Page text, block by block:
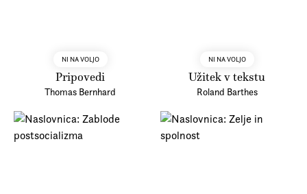
NI NA VOLJO
Pripovedi
Thomas Bernhard
NI NA VOLJO
Užitek v tekstu
Roland Barthes